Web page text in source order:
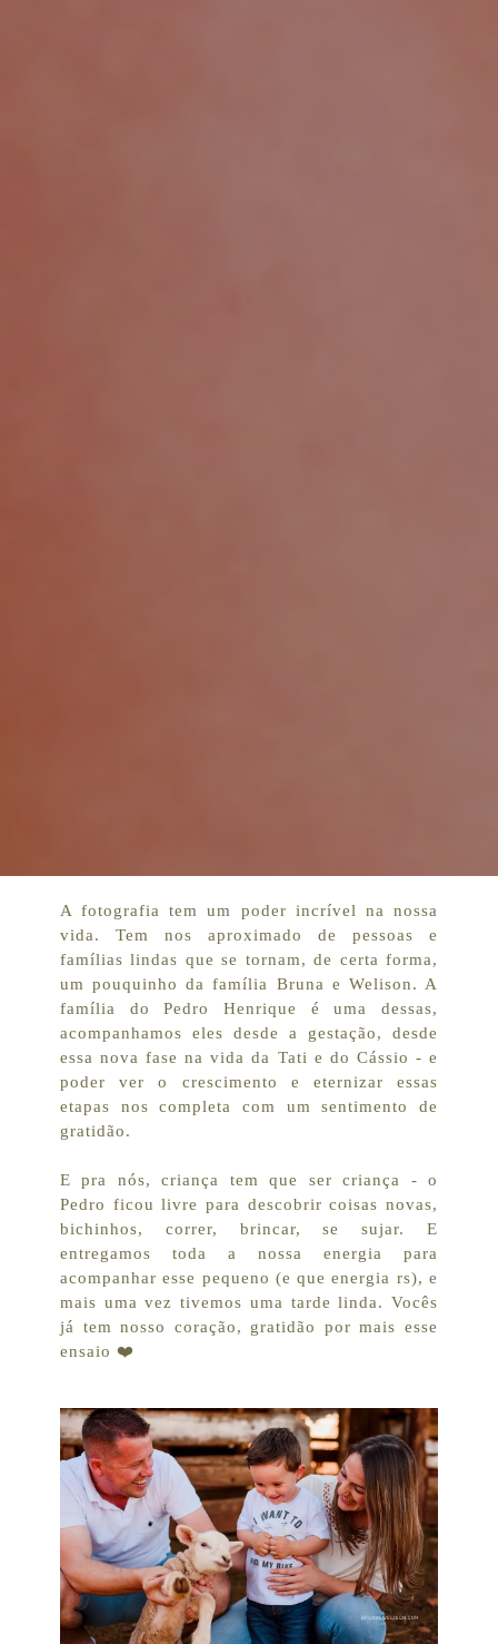
A fotografia tem um poder incrível na nossa
vida. Tem nos aproximado de pessoas e
famílias lindas que se tornam, de certa forma,
um pouquinho da família Bruna e Welison. A
família do Pedro Henrique é uma dessas,
acompanhamos eles desde a gestação, desde
essa nova fase na vida da Tati e do Cássio - e
poder ver o crescimento e eternizar essas
etapas nos completa com um sentimento de
gratidão.
E pra nós, criança tem que ser criança - o
Pedro ficou livre para descobrir coisas novas,
bichinhos, correr, brincar, se sujar. E
entregamos toda a nossa energia para
acompanhar esse pequeno (e que energia rs), e
mais uma vez tivemos uma tarde linda. Vocês
já tem nosso coração, gratidão por mais esse
ensaio ❤️